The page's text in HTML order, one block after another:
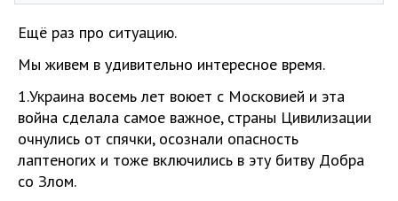
Ещё раз про ситуацию.
Мы живем в удивительно интересное время.
1.Украина восемь лет воюет с Московией и эта
война сделала самое важное, страны Цивилизации
очнулись от спячки, осознали опасность
лаптеногих и тоже включились в эту битву Добра
со Злом.